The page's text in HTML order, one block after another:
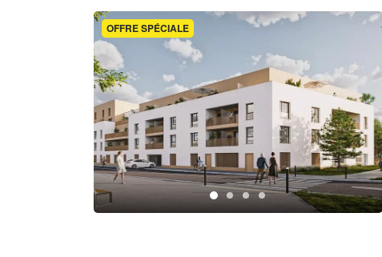
OFFRE SPÉCIALE